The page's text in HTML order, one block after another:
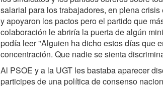
salarial para los trabajadores, en plena
y apoyaron los pactos pero el partido que
colaboración le abriría la puerta de algún
podía leer "Alguien ha dicho estos días que
concentración. Que nadie se sienta
Al PSOE y a la UGT les bastaba aparecer
participes de una política de consenso